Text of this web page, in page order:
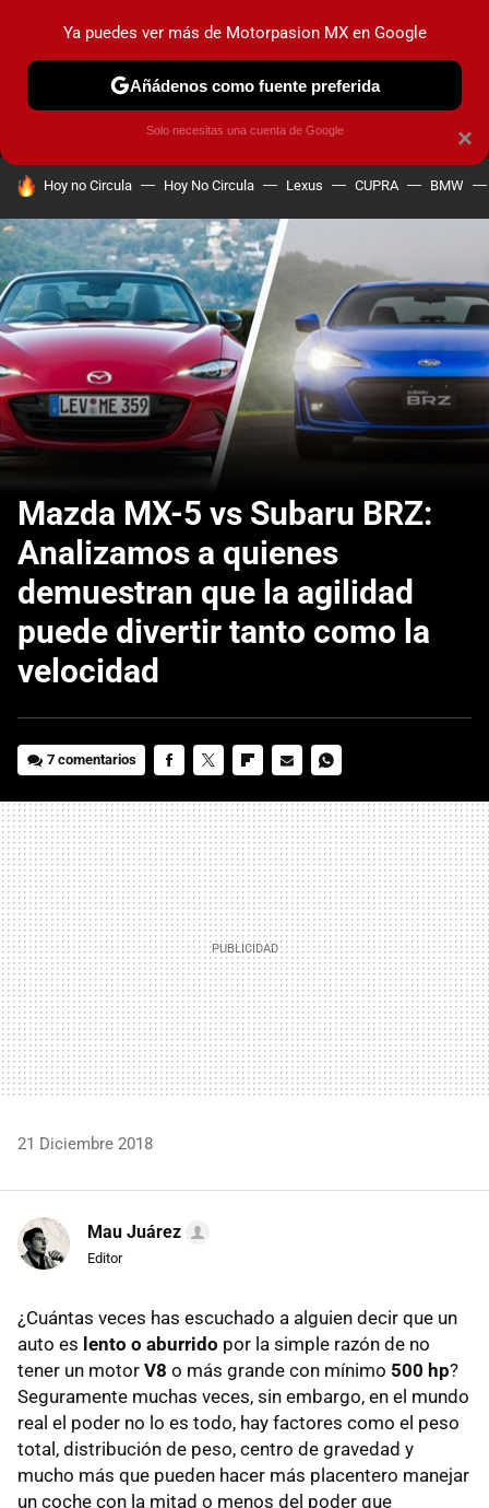
MENÚ NUEVO
INDUSTRIA HOY NO CIRCULA
HOY SE HABLA DE
Hoy no Circula Hoy No Circula Lexus CUPRA BMW
Mazda MX-5 vs Subaru BRZ:
Analizamos a quienes
demuestran que la agilidad
puede divertir tanto como la
velocidad
7 comentarios
MAIL
21 Diciembre 2018
Mau Juárez
Editor
¿Cuántas veces has escuchado a alguien decir que un
auto es lento o aburrido por la simple razón de no
tener un motor V8 o más grande con mínimo 500 hp?
Seguramente muchas veces, sin embargo, en el mundo
real el poder no lo es todo, hay factores como el peso
total, distribución de peso, centro de gravedad y
mucho más que pueden hacer más placentero manejar
un coche con la mitad o menos del poder que
×
Ya puedes ver más de Motorpasion MX en Google
Añádenos como fuente preferida
Solo necesitas una cuenta de Google